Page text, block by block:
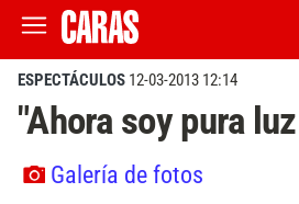
ESPECTÁCULOS 12-03-2013 12:14
"Ahora soy pura
Galería de fotos